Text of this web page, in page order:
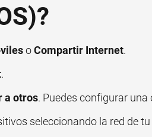
oCompartir Internet.
.
a otros. Puedes configurar una
seleccionando la red de tu